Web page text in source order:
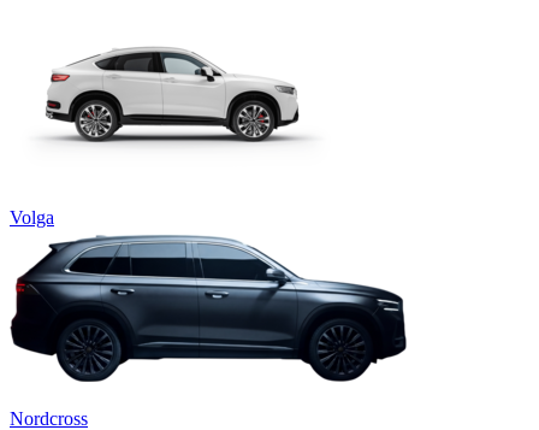
Volga
Nordcross